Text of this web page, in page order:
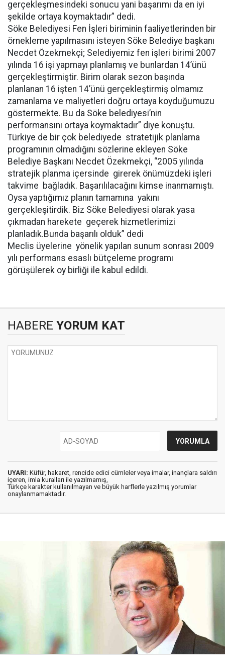
gerçekleşmesindeki sonucu yani başarımı da en iyi
şekilde ortaya koymaktadır” dedi.
Söke Belediyesi Fen İşleri biriminin faaliyetlerinden bir
örnekleme yapılmasını isteyen Söke Belediye başkanı
Necdet Özekmekçi; Selediyemiz fen işleri birimi 2007
yılında 16 işi yapmayı planlamış ve bunlardan 14’ünü
gerçekleştirmiştir. Birim olarak sezon başında
planlanan 16 işten 14’ünü gerçekleştirmiş olmamız
zamanlama ve maliyetleri doğru ortaya koyduğumuzu
göstermekte. Bu da Söke belediyesi’nin
performansını ortaya koymaktadır” diye konuştu.
Türkiye de bir çok belediyede stratetijik planlama
programının olmadığını sözlerine ekleyen Söke
Belediye Başkanı Necdet Özekmekçi, “2005 yılında
stratejik planma içersinde girerek önümüzdeki işleri
takvime bağladık. Başarılılacağını kimse inanmamıştı.
Oysa yaptığımız planın tamamına yakını
gerçekleşitirdik. Biz Söke Belediyesi olarak yasa
çıkmadan harekete geçerek hizmetlerimizi
planladık.Bunda başarılı olduk” dedi
Meclis üyelerine yönelik yapılan sunum sonrası 2009
yılı performans esaslı bütçeleme programı
görüşülerek oy birliği ile kabul edildi.
HABERE YORUM KAT
UYARI: Küfür, hakaret, rencide edici cümleler veya imalar, inançlara saldırı
içeren, imla kuralları ile yazılmamış,
Türkçe karakter kullanılmayan ve büyük harflerle yazılmış yorumlar
onaylanmamaktadır.